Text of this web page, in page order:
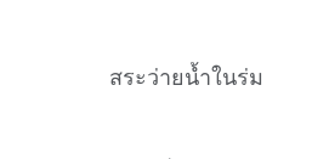
สระว่ายน้ำในร่ม